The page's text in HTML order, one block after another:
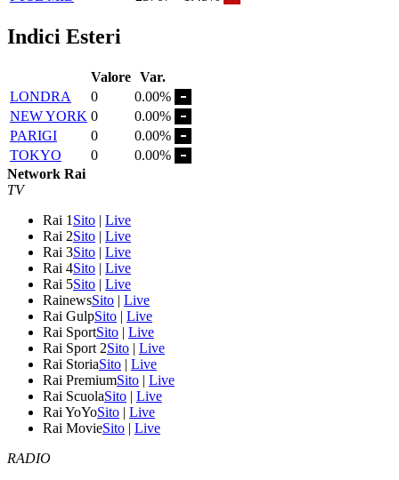
Indici Esteri
Valore Var.
LONDRA
0
0.00%
NEW YORK 0
0.00%
PARIGI
0
0.00%
TOKYO
0
0.00%
Network Rai
TV
Rai 1 Sito | Live
Rai 2Sito | Live
Rai 3Sito | Live
Rai 4Sito | Live
Rai 5Sito | Live
RainewsSito | Live
Rai GulpSito | Live
Rai SportSito | Live
Rai Sport 2Sito | Live
Rai StoriaSito | Live
Rai PremiumSito | Live
Rai ScuolaSito | Live
Rai YoYoSito | Live
Rai MovieSito | Live
RADIO